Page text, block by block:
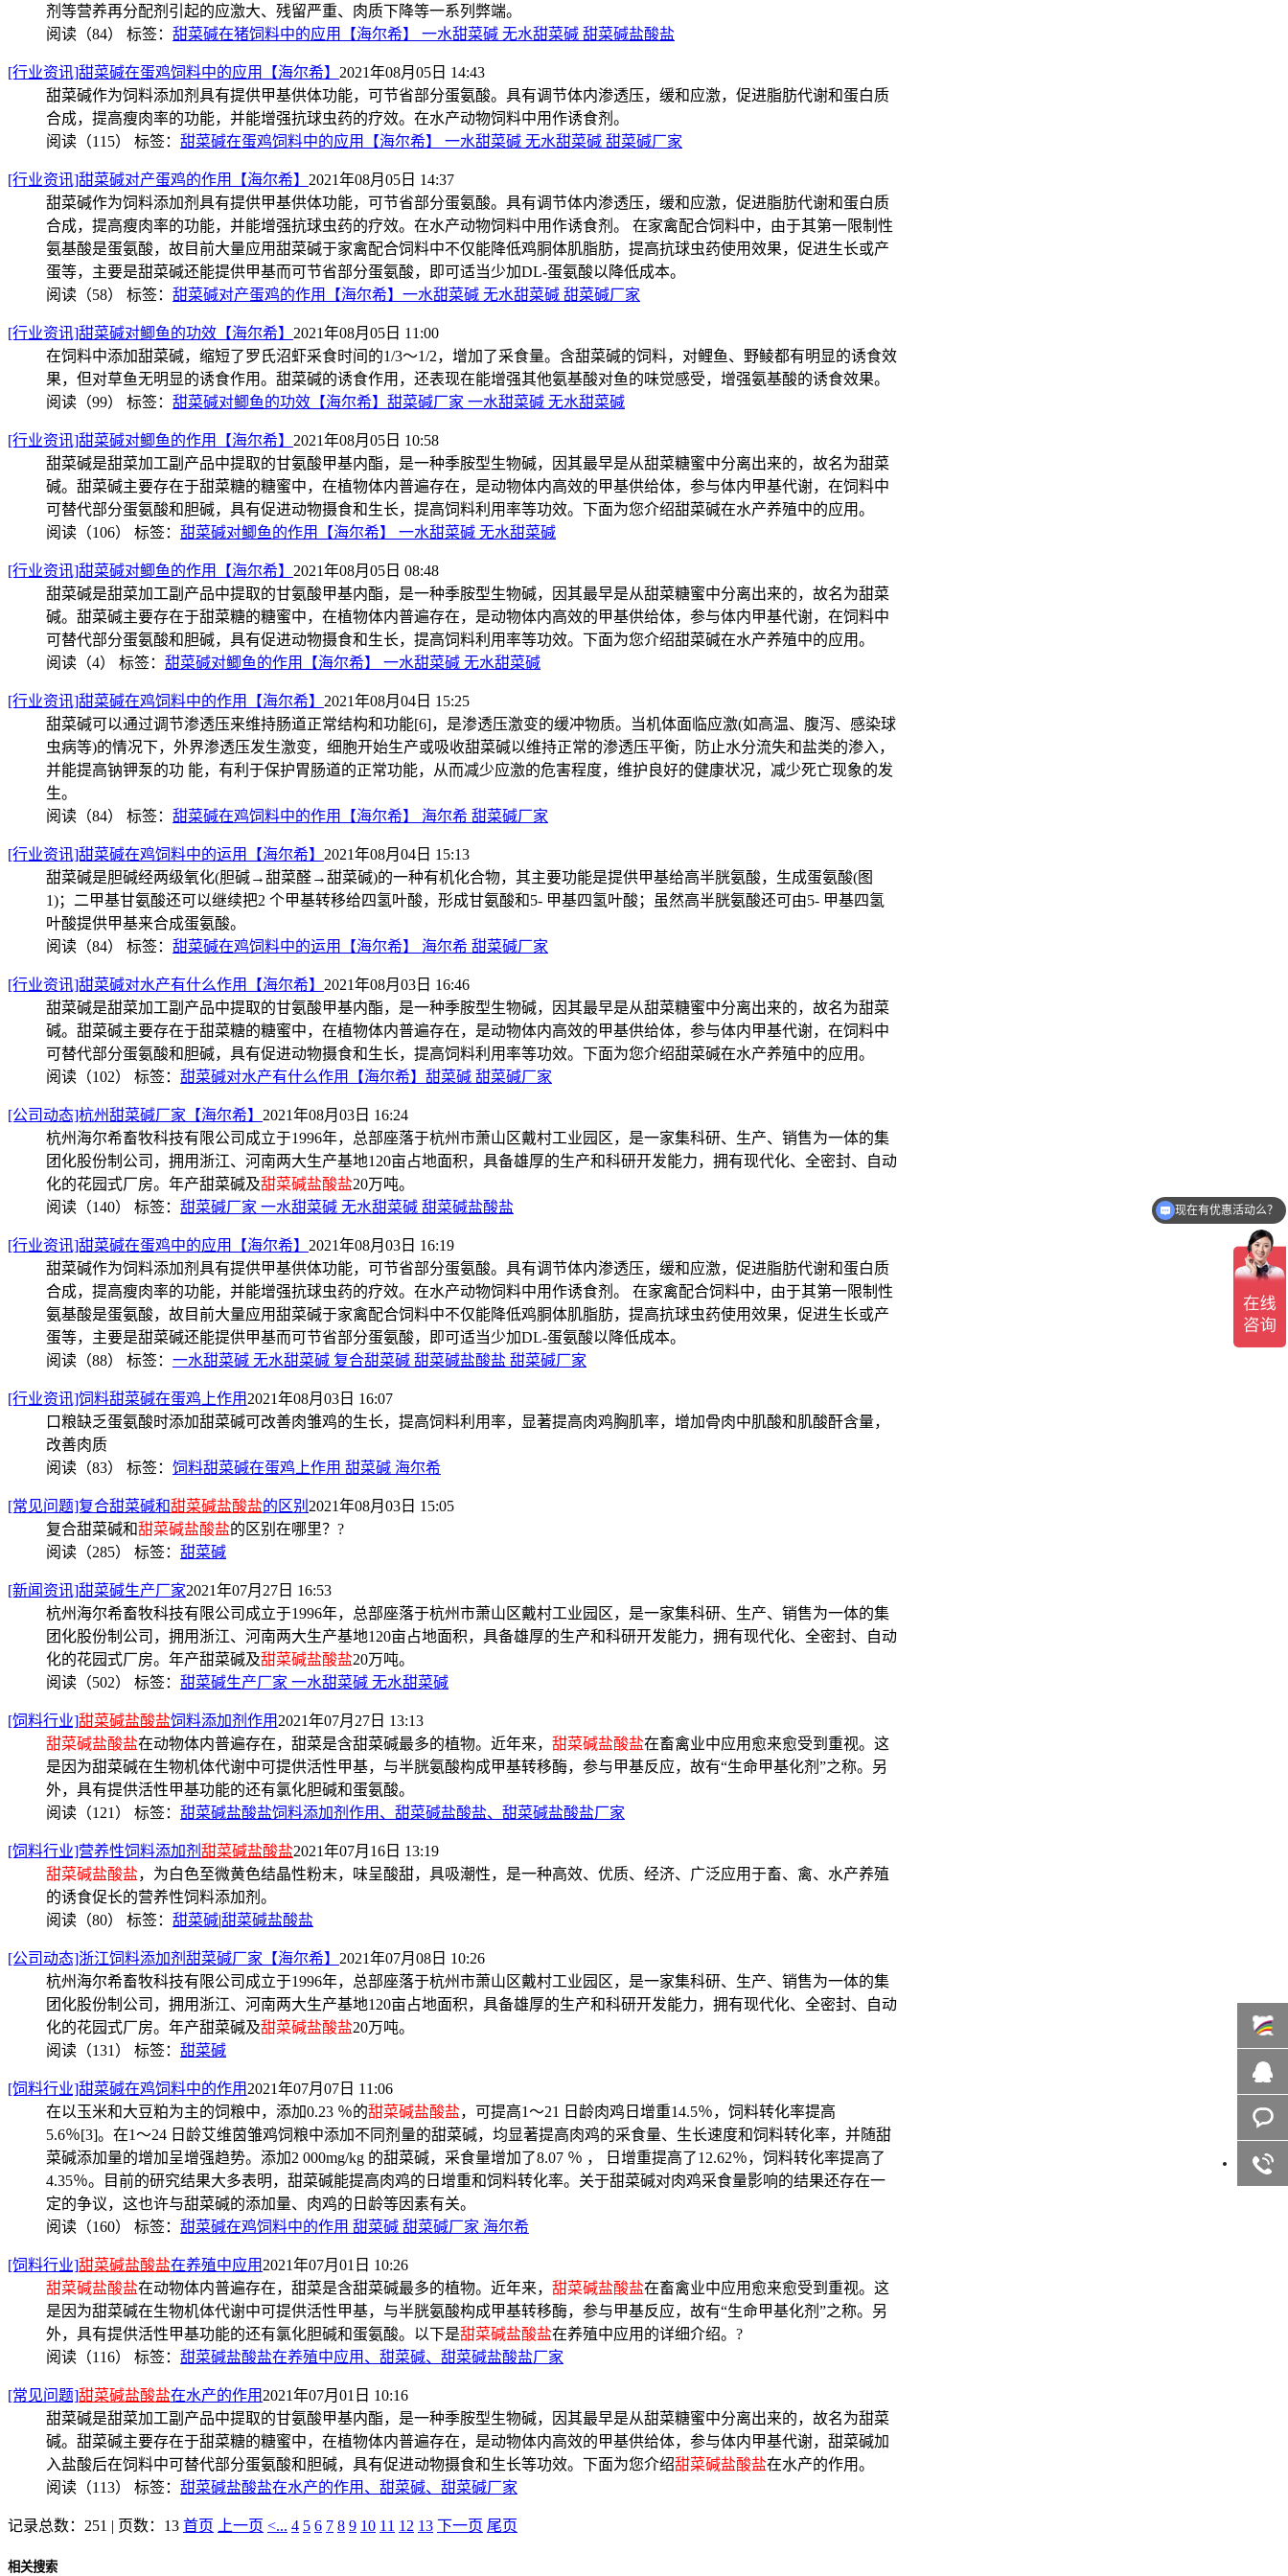
剂等营养再分配剂引起的应激大、残留严重、肉质下降等一系列弊端。
阅读（84） 标签： 甜菜碱在猪饲料中的应用【海尔希】 一水甜菜碱 无水甜菜碱 甜菜碱盐酸盐
[行业资讯]甜菜碱在蛋鸡饲料中的应用【海尔希】 2021年08月05日 14:43
甜菜碱作为饲料添加剂具有提供甲基供体功能，可节省部分蛋氨酸。具有调节体内渗透压，缓和应激，促进脂肪代谢和蛋白质
合成，提高瘦肉率的功能，并能增强抗球虫药的疗效。在水产动物饲料中用作诱食剂。
阅读（115） 标签： 甜菜碱在蛋鸡饲料中的应用【海尔希】 一水甜菜碱 无水甜菜碱 甜菜碱厂家
[行业资讯]甜菜碱对产蛋鸡的作用【海尔希】 2021年08月05日 14:37
甜菜碱作为饲料添加剂具有提供甲基供体功能，可节省部分蛋氨酸。具有调节体内渗透压，缓和应激，促进脂肪代谢和蛋白质
合成，提高瘦肉率的功能，并能增强抗球虫药的疗效。在水产动物饲料中用作诱食剂。 在家禽配合饲料中，由于其第一限制性
氨基酸是蛋氨酸，故目前大量应用甜菜碱于家禽配合饲料中不仅能降低鸡胴体肌脂肪，提高抗球虫药使用效果，促进生长或产
蛋等，主要是甜菜碱还能提供甲基而可节省部分蛋氨酸，即可适当少加DL-蛋氨酸以降低成本。
阅读（58） 标签： 甜菜碱对产蛋鸡的作用【海尔希】一水甜菜碱 无水甜菜碱 甜菜碱厂家
[行业资讯]甜菜碱对鲫鱼的功效【海尔希】 2021年08月05日 11:00
在饲料中添加甜菜碱，缩短了罗氏沼虾采食时间的1/3～1/2，增加了采食量。含甜菜碱的饲料，对鲤鱼、野鲮都有明显的诱食效
果，但对草鱼无明显的诱食作用。甜菜碱的诱食作用，还表现在能增强其他氨基酸对鱼的味觉感受，增强氨基酸的诱食效果。
阅读（99） 标签： 甜菜碱对鲫鱼的功效【海尔希】甜菜碱厂家 一水甜菜碱 无水甜菜碱
[行业资讯]甜菜碱对鲫鱼的作用【海尔希】 2021年08月05日 10:58
甜菜碱是甜菜加工副产品中提取的甘氨酸甲基内酯，是一种季胺型生物碱，因其最早是从甜菜糖蜜中分离出来的，故名为甜菜
碱。甜菜碱主要存在于甜菜糖的糖蜜中，在植物体内普遍存在，是动物体内高效的甲基供给体，参与体内甲基代谢，在饲料中
可替代部分蛋氨酸和胆碱，具有促进动物摄食和生长，提高饲料利用率等功效。下面为您介绍甜菜碱在水产养殖中的应用。
阅读（106） 标签： 甜菜碱对鲫鱼的作用【海尔希】 一水甜菜碱 无水甜菜碱
[行业资讯]甜菜碱对鲫鱼的作用【海尔希】 2021年08月05日 08:48
甜菜碱是甜菜加工副产品中提取的甘氨酸甲基内酯，是一种季胺型生物碱，因其最早是从甜菜糖蜜中分离出来的，故名为甜菜
碱。甜菜碱主要存在于甜菜糖的糖蜜中，在植物体内普遍存在，是动物体内高效的甲基供给体，参与体内甲基代谢，在饲料中
可替代部分蛋氨酸和胆碱，具有促进动物摄食和生长，提高饲料利用率等功效。下面为您介绍甜菜碱在水产养殖中的应用。
阅读（4） 标签： 甜菜碱对鲫鱼的作用【海尔希】 一水甜菜碱 无水甜菜碱
[行业资讯]甜菜碱在鸡饲料中的作用【海尔希】 2021年08月04日 15:25
甜菜碱可以通过调节渗透压来维持肠道正常结构和功能[6]，是渗透压激变的缓冲物质。当机体面临应激(如高温、腹泻、感染球
虫病等)的情况下，外界渗透压发生激变，细胞开始生产或吸收甜菜碱以维持正常的渗透压平衡，防止水分流失和盐类的渗入，
并能提高钠钾泵的功 能，有利于保护胃肠道的正常功能，从而减少应激的危害程度，维护良好的健康状况，减少死亡现象的发
生。
阅读（84） 标签： 甜菜碱在鸡饲料中的作用【海尔希】 海尔希 甜菜碱厂家
[行业资讯]甜菜碱在鸡饲料中的运用【海尔希】 2021年08月04日 15:13
甜菜碱是胆碱经两级氧化(胆碱→甜菜醛→甜菜碱)的一种有机化合物，其主要功能是提供甲基给高半胱氨酸，生成蛋氨酸(图
1)；二甲基甘氨酸还可以继续把2 个甲基转移给四氢叶酸，形成甘氨酸和5- 甲基四氢叶酸；虽然高半胱氨酸还可由5- 甲基四氢
叶酸提供甲基来合成蛋氨酸。
阅读（84） 标签： 甜菜碱在鸡饲料中的运用【海尔希】 海尔希 甜菜碱厂家
[行业资讯]甜菜碱对水产有什么作用【海尔希】 2021年08月03日 16:46
甜菜碱是甜菜加工副产品中提取的甘氨酸甲基内酯，是一种季胺型生物碱，因其最早是从甜菜糖蜜中分离出来的，故名为甜菜
碱。甜菜碱主要存在于甜菜糖的糖蜜中，在植物体内普遍存在，是动物体内高效的甲基供给体，参与体内甲基代谢，在饲料中
可替代部分蛋氨酸和胆碱，具有促进动物摄食和生长，提高饲料利用率等功效。下面为您介绍甜菜碱在水产养殖中的应用。
阅读（102） 标签： 甜菜碱对水产有什么作用【海尔希】甜菜碱 甜菜碱厂家
[公司动态]杭州甜菜碱厂家【海尔希】 2021年08月03日 16:24
杭州海尔希畜牧科技有限公司成立于1996年，总部座落于杭州市萧山区戴村工业园区，是一家集科研、生产、销售为一体的集
团化股份制公司，拥用浙江、河南两大生产基地120亩占地面积，具备雄厚的生产和科研开发能力，拥有现代化、全密封、自动
化的花园式厂房。年产甜菜碱及甜菜碱盐酸盐20万吨。
阅读（140） 标签： 甜菜碱厂家 一水甜菜碱 无水甜菜碱 甜菜碱盐酸盐
[行业资讯]甜菜碱在蛋鸡中的应用【海尔希】 2021年08月03日 16:19
甜菜碱作为饲料添加剂具有提供甲基供体功能，可节省部分蛋氨酸。具有调节体内渗透压，缓和应激，促进脂肪代谢和蛋白质
合成，提高瘦肉率的功能，并能增强抗球虫药的疗效。在水产动物饲料中用作诱食剂。 在家禽配合饲料中，由于其第一限制性
氨基酸是蛋氨酸，故目前大量应用甜菜碱于家禽配合饲料中不仅能降低鸡胴体肌脂肪，提高抗球虫药使用效果，促进生长或产
蛋等，主要是甜菜碱还能提供甲基而可节省部分蛋氨酸，即可适当少加DL-蛋氨酸以降低成本。
阅读（88） 标签： 一水甜菜碱 无水甜菜碱 复合甜菜碱 甜菜碱盐酸盐 甜菜碱厂家
[行业资讯]饲料甜菜碱在蛋鸡上作用 2021年08月03日 16:07
口粮缺乏蛋氨酸时添加甜菜碱可改善肉雏鸡的生长，提高饲料利用率，显著提高肉鸡胸肌率，增加骨肉中肌酸和肌酸酐含量，
改善肉质
阅读（83） 标签： 饲料甜菜碱在蛋鸡上作用 甜菜碱 海尔希
[常见问题]复合甜菜碱和甜菜碱盐酸盐的区别 2021年08月03日 15:05
复合甜菜碱和甜菜碱盐酸盐的区别在哪里？?
阅读（285） 标签： 甜菜碱
[新闻资讯]甜菜碱生产厂家2021年07月27日 16:53
杭州海尔希畜牧科技有限公司成立于1996年，总部座落于杭州市萧山区戴村工业园区，是一家集科研、生产、销售为一体的集
团化股份制公司，拥用浙江、河南两大生产基地120亩占地面积，具备雄厚的生产和科研开发能力，拥有现代化、全密封、自动
化的花园式厂房。年产甜菜碱及甜菜碱盐酸盐20万吨。
阅读（502） 标签： 甜菜碱生产厂家 一水甜菜碱 无水甜菜碱
[饲料行业]甜菜碱盐酸盐饲料添加剂作用 2021年07月27日 13:13
甜菜碱盐酸盐在动物体内普遍存在，甜菜是含甜菜碱最多的植物。近年来， 甜菜碱盐酸盐在畜禽业中应用愈来愈受到重视。这
是因为甜菜碱在生物机体代谢中可提供活性甲基，与半胱氨酸构成甲基转移酶，参与甲基反应，故有“生命甲基化剂”之称。另
外，具有提供活性甲基功能的还有氯化胆碱和蛋氨酸。
阅读（121） 标签： 甜菜碱盐酸盐饲料添加剂作用、甜菜碱盐酸盐、甜菜碱盐酸盐厂家
[饲料行业]营养性饲料添加剂 甜菜碱盐酸盐2021年07月16日 13:19
甜菜碱盐酸盐，为白色至微黄色结晶性粉末，味呈酸甜，具吸潮性，是一种高效、优质、经济、广泛应用于畜、禽、水产养殖
的诱食促长的营养性饲料添加剂。
阅读（80） 标签： 甜菜碱|甜菜碱盐酸盐
[公司动态]浙江饲料添加剂甜菜碱厂家【海尔希】 2021年07月08日 10:26
杭州海尔希畜牧科技有限公司成立于1996年，总部座落于杭州市萧山区戴村工业园区，是一家集科研、生产、销售为一体的集
团化股份制公司，拥用浙江、河南两大生产基地120亩占地面积，具备雄厚的生产和科研开发能力，拥有现代化、全密封、自动
化的花园式厂房。年产甜菜碱及甜菜碱盐酸盐20万吨。
阅读（131） 标签： 甜菜碱
[饲料行业]甜菜碱在鸡饲料中的作用 2021年07月07日 11:06
在以玉米和大豆粕为主的饲粮中，添加0.23 ％的甜菜碱盐酸盐，可提高1～21 日龄肉鸡日增重14.5％，饲料转化率提高
5.6％[3]。在1～24 日龄艾维茵雏鸡饲粮中添加不同剂量的甜菜碱，均显著提高肉鸡的采食量、生长速度和饲料转化率，并随甜
菜碱添加量的增加呈增强趋势。添加2 000mg/kg 的甜菜碱，采食量增加了8.07 ％ ， 日增重提高了12.62％，饲料转化率提高了
4.35％。目前的研究结果大多表明，甜菜碱能提高肉鸡的日增重和饲料转化率。关于甜菜碱对肉鸡采食量影响的结果还存在一
定的争议，这也许与甜菜碱的添加量、肉鸡的日龄等因素有关。
阅读（160） 标签： 甜菜碱在鸡饲料中的作用 甜菜碱 甜菜碱厂家 海尔希
[饲料行业]甜菜碱盐酸盐在养殖中应用 2021年07月01日 10:26
甜菜碱盐酸盐在动物体内普遍存在，甜菜是含甜菜碱最多的植物。近年来， 甜菜碱盐酸盐在畜禽业中应用愈来愈受到重视。这
是因为甜菜碱在生物机体代谢中可提供活性甲基，与半胱氨酸构成甲基转移酶，参与甲基反应，故有“生命甲基化剂”之称。另
外，具有提供活性甲基功能的还有氯化胆碱和蛋氨酸。以下是甜菜碱盐酸盐在养殖中应用的详细介绍。?
阅读（116） 标签： 甜菜碱盐酸盐在养殖中应用、甜菜碱、甜菜碱盐酸盐厂家
[常见问题]甜菜碱盐酸盐在水产的作用 2021年07月01日 10:16
甜菜碱是甜菜加工副产品中提取的甘氨酸甲基内酯，是一种季胺型生物碱，因其最早是从甜菜糖蜜中分离出来的，故名为甜菜
碱。甜菜碱主要存在于甜菜糖的糖蜜中，在植物体内普遍存在，是动物体内高效的甲基供给体，参与体内甲基代谢，甜菜碱加
入盐酸后在饲料中可替代部分蛋氨酸和胆碱，具有促进动物摄食和生长等功效。下面为您介绍甜菜碱盐酸盐在水产的作用。
阅读（113） 标签： 甜菜碱盐酸盐在水产的作用、甜菜碱、甜菜碱厂家
记录总数：251 | 页数：13 首页 上一页 <... 4 5 6 7 8 9 10 11 12 13 下一页 尾页
相关搜索
百度商
在线咨
客服咨
可以介绍下你们的产品么？